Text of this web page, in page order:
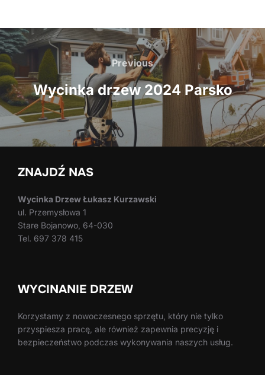
Nawigacja
wpisu
Previous
Previous
Wycinka drzew 2024 Parsko
ZNAJDŹ NAS
Wycinka Drzew Łukasz Kurzawski
ul. Przemysłowa 1
Stare Bojanowo, 64-030
Tel. 697 378 415
WYCINANIE DRZEW
Korzystamy z nowoczesnego sprzętu, który nie tylko
przyspiesza pracę, ale również zapewnia precyzję i
bezpieczeństwo podczas wykonywania naszych usług.